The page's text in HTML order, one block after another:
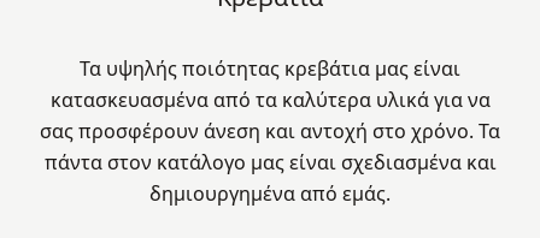
Τα υψηλής ποιότητας κρεβάτια μας είναι
κατασκευασμένα από τα καλύτερα υλικά για να
σας προσφέρουν άνεση και αντοχή στο χρόνο. Τα
πάντα στoν κατάλογο μας είναι σχεδιασμένα και
δημιουργημένα από εμάς.